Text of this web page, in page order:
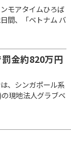
モアタイムひろば
間、「ベトナム バ
金約820万円
、シンガポール系
現地法人グラブベ